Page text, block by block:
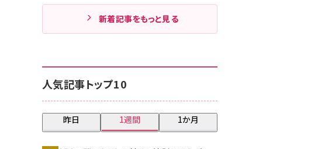
新着記事をもっと見る
人気記事トップ10
昨日 1週間 1か月